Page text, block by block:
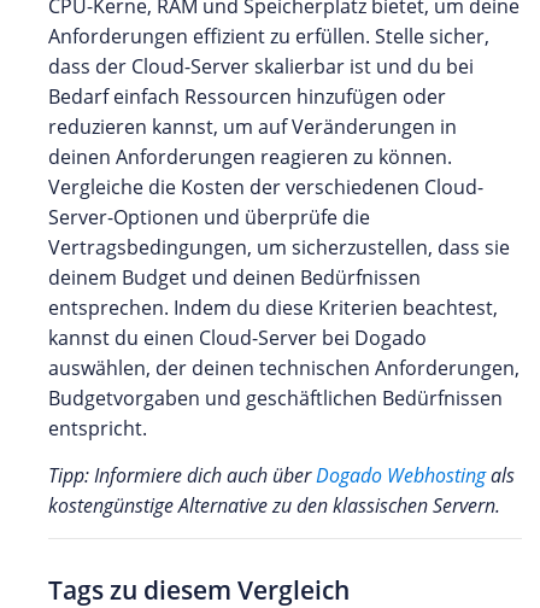
CPU-Kerne, RAM und Speicherplatz bietet, um deine
Anforderungen effizient zu erfüllen. Stelle sicher,
dass der Cloud-Server skalierbar ist und du bei
Bedarf einfach Ressourcen hinzufügen oder
reduzieren kannst, um auf Veränderungen in
deinen Anforderungen reagieren zu können.
Vergleiche die Kosten der verschiedenen Cloud-
Server-Optionen und überprüfe die
Vertragsbedingungen, um sicherzustellen, dass sie
deinem Budget und deinen Bedürfnissen
entsprechen. Indem du diese Kriterien beachtest,
kannst du einen Cloud-Server bei Dogado
auswählen, der deinen technischen Anforderungen,
Budgetvorgaben und geschäftlichen Bedürfnissen
entspricht.
Tipp: Informiere dich auch überDogado Webhostingals
kostengünstige Alternative zu den klassischen Servern.
Tags zu diesem Vergleich